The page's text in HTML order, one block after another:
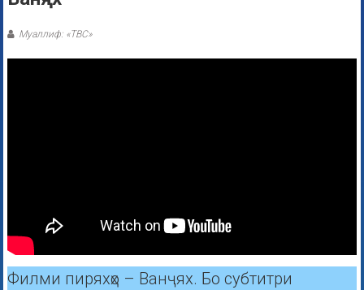
Муаллиф: «ТВС»
Филми пиряхҳо – Ванҷях. Бо субтитри